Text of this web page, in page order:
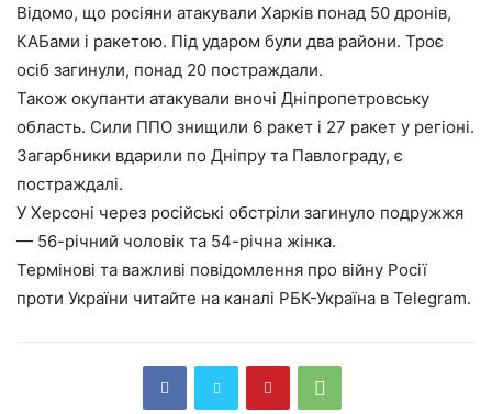
Відомо, що росіяни атакували Харків понад 50 дронів,
КАБами і ракетою. Під ударом були два райони. Троє
осіб загинули, понад 20 постраждали.
Також окупанти атакували вночі Дніпропетровську
область. Сили ППО знищили 6 ракет і 27 ракет у регіоні.
Загарбники вдарили по Дніпру та Павлограду, є
постраждалі.
У Херсоні через російські обстріли загинуло подружжя
— 56-річний чоловік та 54-річна жінка.
Термінові та важливі повідомлення про війну Росії
проти України читайте на каналі РБК-Україна в Telegram.